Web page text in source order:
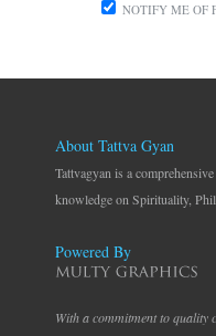
NOTIFY ME OF
About Tattva Gyan
Tattvagyan is a
knowledge on Spirituality,
Powered By
With a commitment to quality